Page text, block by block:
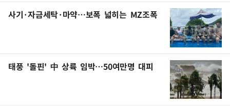
사기·자금세탁·마약…보폭 넓히는 MZ조폭
태풍 '돌핀' 中 상륙 임박…50여만명 대피